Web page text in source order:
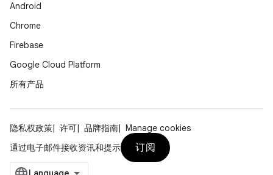
Android
Chrome
Firebase
Google Cloud Platform
所有产品
隐私权政策 许可 品牌指南
Manage cookies
通过电子邮件接收资讯和提示
订阅